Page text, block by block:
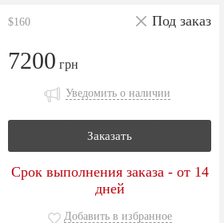
$160 Под заказ
7200 грн
Уведомить о наличии
Заказать
Срок выполнения заказа - от 14
дней
Добавить в избранное